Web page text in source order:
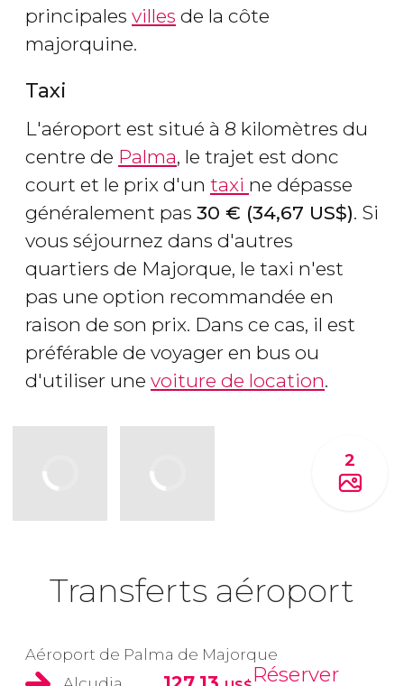
principales villes de la côte
majorquine.
Taxi
L'aéroport est situé à 8 kilomètres du
centre de Palma, le trajet est donc
court et le prix d'un taxi ne dépasse
généralement pas 30 € (34,67 US$). Si
vous séjournez dans d'autres
quartiers de Majorque, le taxi n'est
pas une option recommandée en
raison de son prix. Dans ce cas, il est
préférable de voyager en bus ou
d'utiliser une voiture de location.
2
Transferts aéroport
Aéroport de Palma de Majorque
Réserver